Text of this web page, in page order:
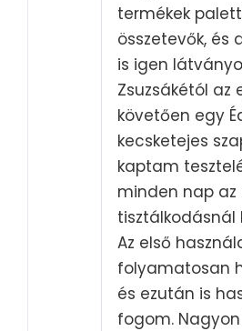
termékek
összetevők, és
is igen
Zsuzsákétól az
követően egy
kecsketejes
kaptam
minden nap az
tisztálkodásnál
Az első
folyamatosan
és ezután is
fogom.